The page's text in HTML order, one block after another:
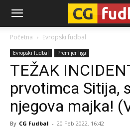
CG-
Fudbal
Početna Evropski fudbal
Evropski fudbal Premijer liga
TEŽAK
prvotimca Sitija,
njegova majka!
By CG Fudbal - 20 Feb 2022. 16:42